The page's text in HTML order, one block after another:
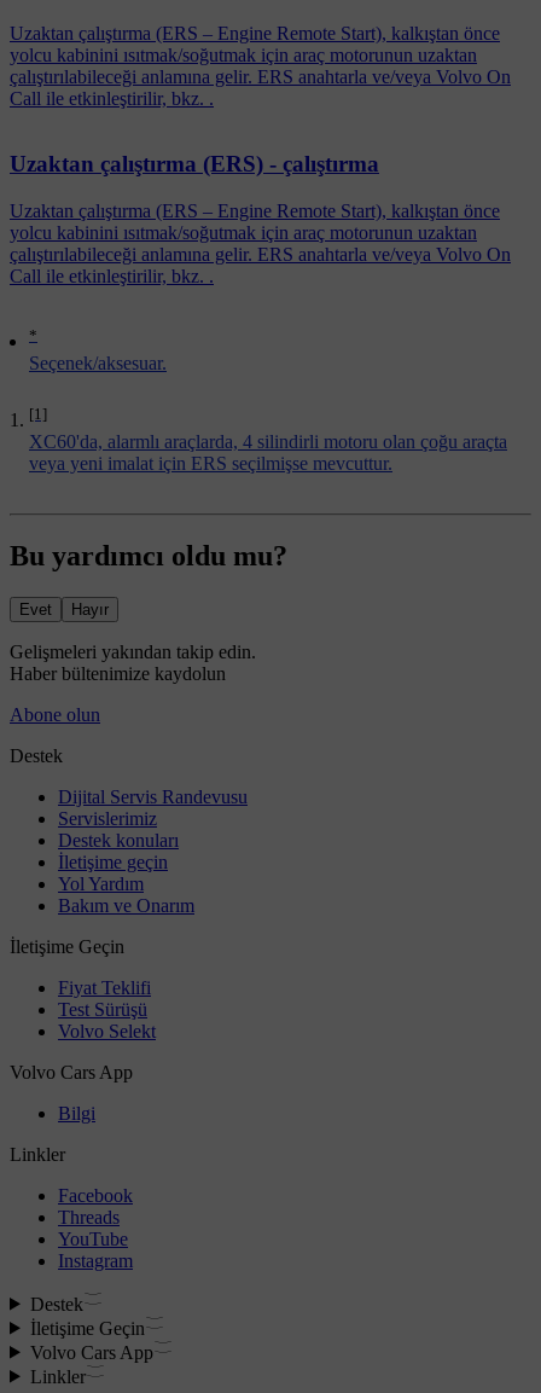
*
Seçenek/aksesuar.
[1]
XC60'da, alarmlı araçlarda, 4 silindirli motoru olan çoğu araçta
veya yeni imalat için ERS seçilmişse mevcuttur.
Uzaktan çalıştırma (ERS – Engine Remote Start), kalkıştan önce
yolcu kabinini ısıtmak/soğutmak için araç motorunun uzaktan
çalıştırılabileceği anlamına gelir. ERS anahtarla ve/veya Volvo On
Call ile etkinleştirilir, bkz. .
Uzaktan çalıştırma (ERS) - çalıştırma
Uzaktan çalıştırma (ERS – Engine Remote Start), kalkıştan önce
yolcu kabinini ısıtmak/soğutmak için araç motorunun uzaktan
çalıştırılabileceği anlamına gelir. ERS anahtarla ve/veya Volvo On
Call ile etkinleştirilir, bkz. .
Bu yardımcı oldu mu?
Evet Hayır